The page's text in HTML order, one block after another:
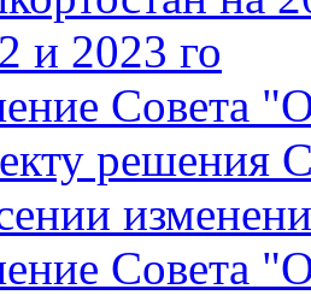
и 2023 го
Совета
решения
Совета